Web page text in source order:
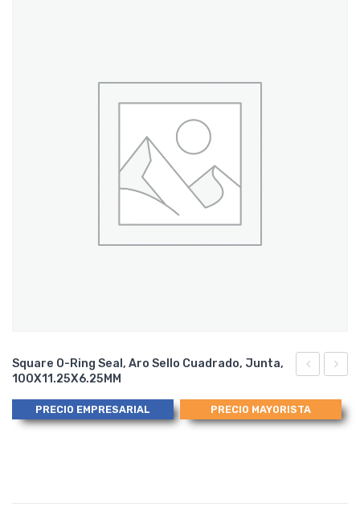
Ring
Seal,
AKKE-
S1,
Square O-Ring Seal, Aro Sello Cuadrado, Junta,
100X11.25X6.25MM
PRECIO EMPRESARIAL PRECIO MAYORISTA